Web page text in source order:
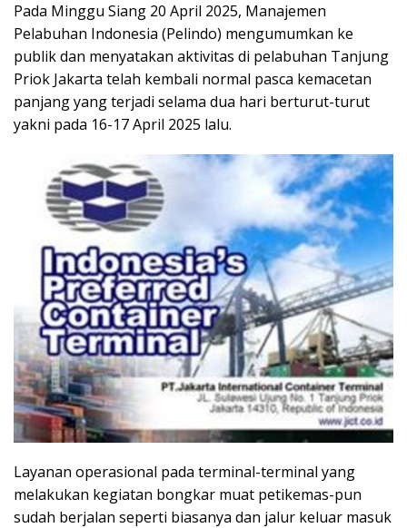
Pada Minggu Siang 20 April 2025, Manajemen
Pelabuhan Indonesia (Pelindo) mengumumkan ke
publik dan menyatakan aktivitas di pelabuhan Tanjung
Priok Jakarta telah kembali normal pasca kemacetan
panjang yang terjadi selama dua hari berturut-turut
yakni pada 16-17 April 2025 lalu.
Layanan operasional pada terminal-terminal yang
melakukan kegiatan bongkar muat petikemas-pun
sudah berjalan seperti biasanya dan jalur keluar masuk